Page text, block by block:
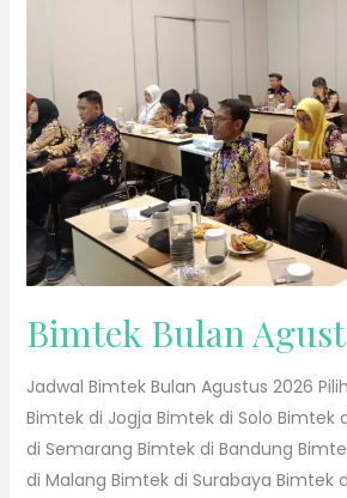
Bimtek Bulan
Jadwal Bimtek Bulan Agustus 2026
Bimtek di Jogja Bimtek di Solo Bimtek
di Semarang Bimtek di Bandung
di Malang Bimtek di Surabaya Bimtek